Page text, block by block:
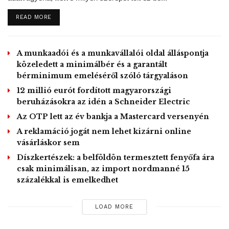
kereskedelemben a Brent nyersolaj ára 3,14 százalékkal
állt magasabban, hordónként 27,88 dolláron, a WTI ára
pedig 3,64 százalékkal, 24,21 dollárra emelkedett.
Az olaj árát a kétezer milliárd dolláros amerikai
gazdaságélénkítő program terve emelte meg, ami a
törvényhozásban elakadt ugyan, de a támogatási
csomagtól a piacok a koronavírus-járvány
következményeinek az enyhítését, és azt várják, hogy nem
csökken tovább az olajkereslet.
READ MOREDETAILS
A munkaadói és a munkavállalói oldal álláspontja
közeledett a minimálbér és a garantált
bérminimum emeléséről szóló tárgyaláson
12 millió eurót fordított magyarországi
beruházásokra az idén a Schneider Electric
Az OTP lett az év bankja a Mastercard versenyén
A reklamáció jogát nem lehet kizárni online
vásárláskor sem
Díszkertészek: a belföldön termesztett fenyőfa ára
csak minimálisan, az import nordmanné 15
százalékkal is emelkedhet
LOAD MORE